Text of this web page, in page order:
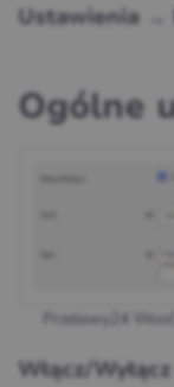
Ustawienia →
Ogólne
Przelewy24
Włącz/Wyłącz